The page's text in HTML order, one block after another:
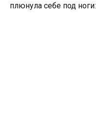
плюнула себе под ноги: